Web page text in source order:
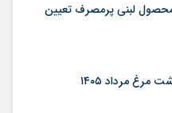
مصوب ۳ محصول لبنی پرمصرف تعیین
مرداد ۱۴۰۵